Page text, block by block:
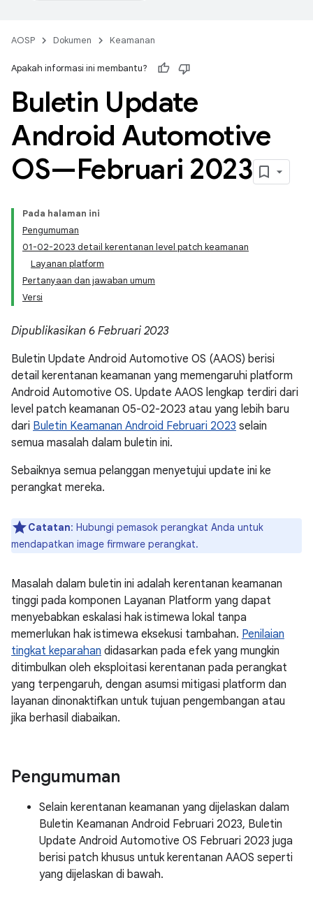
AOSP Dokumen Keamanan
Apakah informasi ini membantu?
Buletin Update
Android Automotive
OS—Februari 2023
Pada halaman ini
Pengumuman
01-02-2023 detail kerentanan level patch keamanan
Layanan platform
Pertanyaan dan jawaban umum
Versi
Dipublikasikan 6 Februari 2023
Buletin Update Android Automotive OS (AAOS) berisi
detail kerentanan keamanan yang memengaruhi platform
Android Automotive OS. Update AAOS lengkap terdiri dari
level patch keamanan 05-02-2023 atau yang lebih baru
dari Buletin Keamanan Android Februari 2023 selain
semua masalah dalam buletin ini.
Sebaiknya semua pelanggan menyetujui update ini ke
perangkat mereka.
Catatan: Hubungi pemasok perangkat Anda untuk
mendapatkan image firmware perangkat.
Masalah dalam buletin ini adalah kerentanan keamanan
tinggi pada komponen Layanan Platform yang dapat
menyebabkan eskalasi hak istimewa lokal tanpa
memerlukan hak istimewa eksekusi tambahan. Penilaian
tingkat keparahan didasarkan pada efek yang mungkin
ditimbulkan oleh eksploitasi kerentanan pada perangkat
yang terpengaruh, dengan asumsi mitigasi platform dan
layanan dinonaktifkan untuk tujuan pengembangan atau
jika berhasil diabaikan.
Pengumuman
Selain kerentanan keamanan yang dijelaskan dalam
Buletin Keamanan Android Februari 2023, Buletin
Update Android Automotive OS Februari 2023 juga
berisi patch khusus untuk kerentanan AAOS seperti
yang dijelaskan di bawah.